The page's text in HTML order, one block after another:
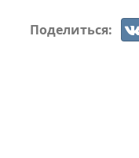
Поделиться: